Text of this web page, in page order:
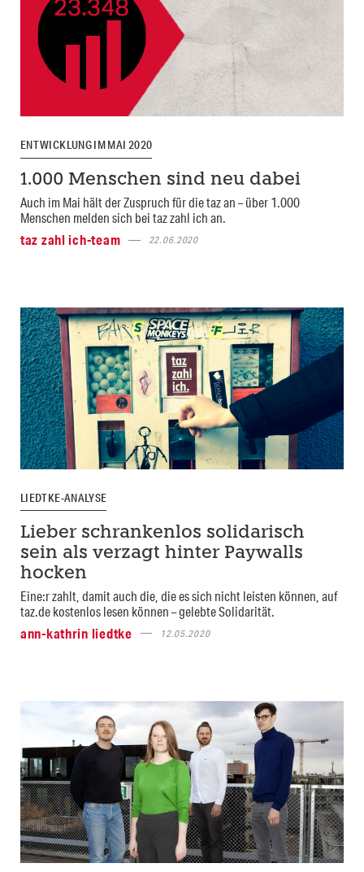
ENTWICKLUNG IM MAI 2020
1.000 Menschen sind neu dabei
Auch im Mai hält der Zuspruch für die taz an – über 1.000
Menschen melden sich bei taz zahl ich an.
taz zahl ich-team
22.06.2020
LIEDTKE-ANALYSE
Lieber schrankenlos solidarisch
sein als verzagt hinter Paywalls
hocken
Eine:r zahlt, damit auch die, die es sich nicht leisten können, auf
taz.de kostenlos lesen können – gelebte Solidarität.
ann-kathrin liedtke
12.05.2020